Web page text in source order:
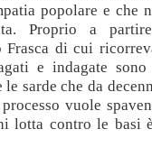
popolare e che
Proprio a
Frasca di cui
e indagate
sarde che da
vuole
lotta contro le basi